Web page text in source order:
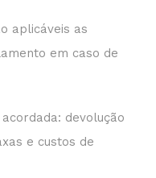
aplicáveis as
em caso de
devolução
e custos de